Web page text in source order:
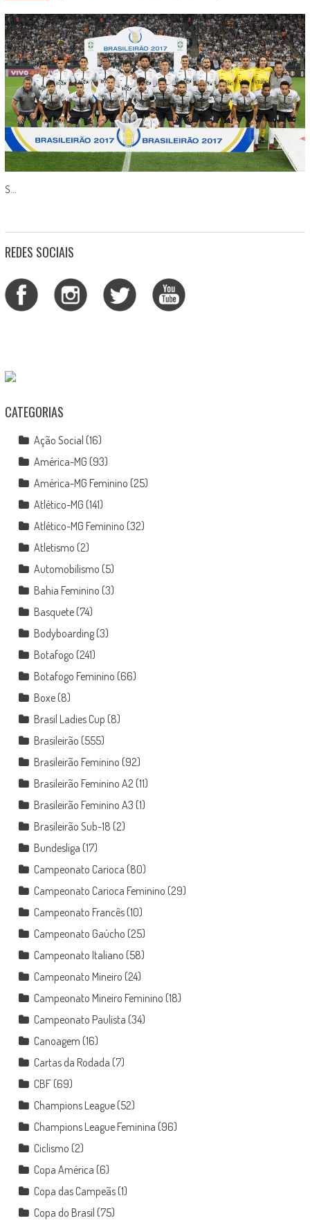
S...
REDES SOCIAIS
CATEGORIAS
Ação Social (16)
América-MG (93)
América-MG Feminino (25)
Atlético-MG (141)
Atlético-MG Feminino (32)
Atletismo (2)
Automobilismo (5)
Bahia Feminino (3)
Basquete(74)
Bodyboarding(3)
Botafogo (241)
Botafogo Feminino (66)
Boxe(8)
Brasil Ladies Cup (8)
Brasileirão (555)
Brasileirão Feminino (92)
Brasileirão Feminino A2 (11)
Brasileirão Feminino A3 (1)
Brasileirão Sub-18 (2)
Bundesliga (17)
Campeonato Carioca (80)
Campeonato Carioca Feminino (29)
Campeonato Francês(10)
Campeonato Gaúcho (25)
Campeonato Italiano (58)
Campeonato Mineiro (24)
Campeonato Mineiro Feminino (18)
Campeonato Paulista (34)
Canoagem (16)
Cartas da Rodada (7)
CBF(69)
Champions League(52)
Champions League Feminina (96)
Ciclismo (2)
Copa América (6)
Copa das Campeãs(1)
Copa do Brasil (75)